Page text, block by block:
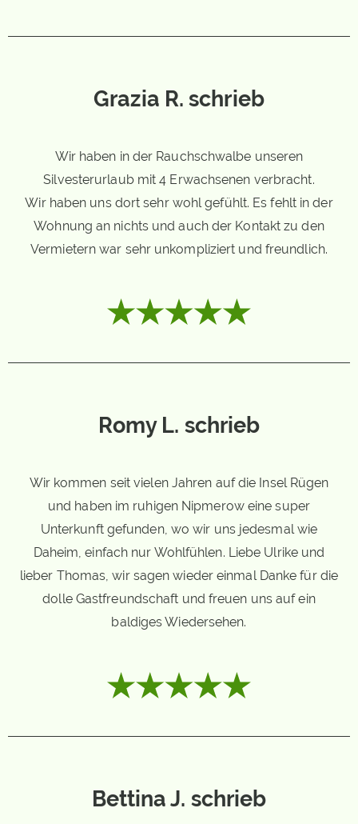
Grazia R. schrieb
Wir haben in der Rauchschwalbe unseren
Silvesterurlaub mit 4 Erwachsenen verbracht.
Wir haben uns dort sehr wohl gefühlt. Es fehlt in der
Wohnung an nichts und auch der Kontakt zu den
Vermietern war sehr unkompliziert und freundlich.
Romy L. schrieb
Wir kommen seit vielen Jahren auf die Insel Rügen
und haben im ruhigen Nipmerow eine super
Unterkunft gefunden, wo wir uns jedesmal wie
Daheim, einfach nur Wohlfühlen. Liebe Ulrike und
lieber Thomas, wir sagen wieder einmal Danke für die
dolle Gastfreundschaft und freuen uns auf ein
baldiges Wiedersehen.
Bettina J. schrieb